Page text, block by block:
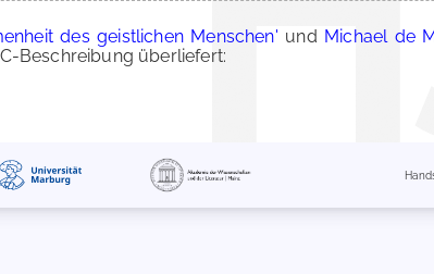
des geistlichen Menschen' und Michael de
Beschreibung überliefert: